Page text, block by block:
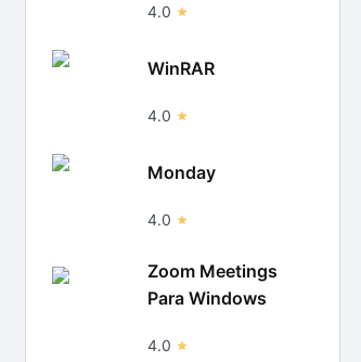
4.0
WinRAR
4.0
Monday
4.0
Zoom Meetings
Para Windows
4.0